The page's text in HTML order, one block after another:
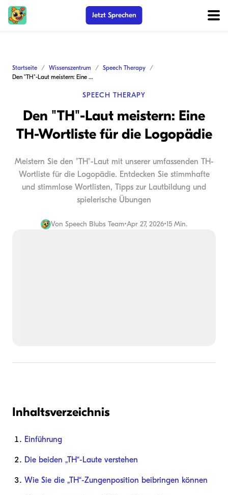
Jetzt Sprechen
Startseite Wissenszentrum
Speech Therapy
Den "TH"-Laut meistern: Eine TH-Wortliste für die Logopädie
SPEECH THERAPY
Den "TH"-Laut meistern: Eine
TH-Wortliste für die Logopädie
Meistern Sie den "TH"-Laut mit unserer umfassenden TH-
Wortliste für die Logopädie. Entdecken Sie stimmhafte
und stimmlose Wortlisten, Tipps zur Lautbildung und
spielerische Übungen
Von Speech Blubs Team•Apr 27, 2026•15 Min.
Inhaltsverzeichnis
Einführung
Die beiden „TH“-Laute verstehen
Wie Sie die „TH“-Zungenposition beibringen können